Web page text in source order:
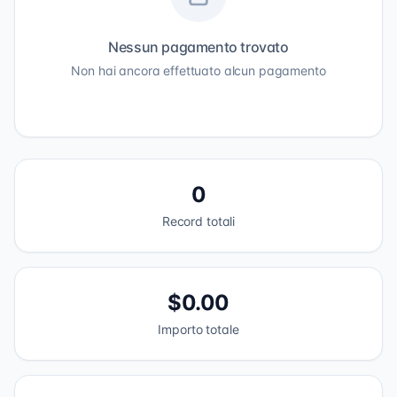
Nessun pagamento trovato
Non hai ancora effettuato alcun pagamento
0
Record totali
$0.00
Importo totale